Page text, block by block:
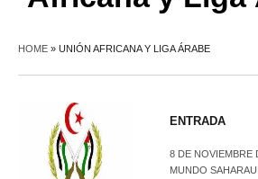
HOME » UNIÓN AFRICANA Y LIGA ÁRABE
ENTRADA
8 DE NOVIEMBRE
MUNDO SAHARAUI